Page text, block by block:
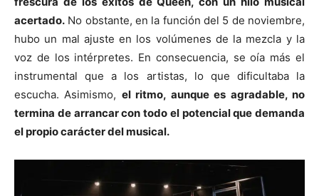
acertado. No obstante, en la función del 5 de noviembre,
hubo un mal ajuste en los volúmenes de la mezcla y la
voz de los intérpretes. En consecuencia, se oía más el
instrumental que a los artistas, lo que dificultaba la
escucha. Asimismo, el ritmo, aunque es agradable, no
termina de arrancar con todo el potencial que demanda
el propio carácter del musical.